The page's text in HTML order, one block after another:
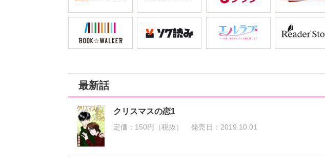
最新話
クリスマスの恋1
定価： 150円（税抜） 発売日： 2019.10.01